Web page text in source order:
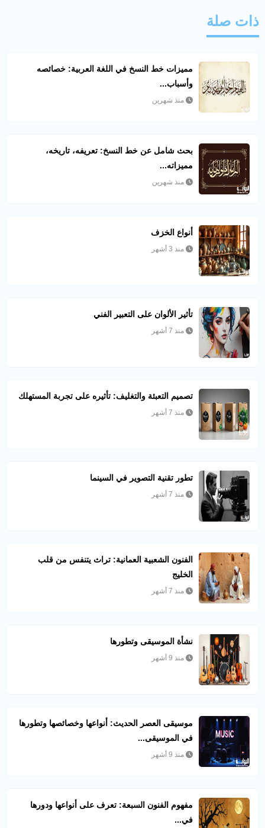
ذات صلة
مميزات خط النسخ في اللغة العربية: خصائصه
وأسباب...
منذ شهرين
بحث شامل عن خط النسخ: تعريفه، تاريخه،
مميزاته...
منذ شهرين
أنواع الخزف
منذ 3 أشهر
تأثير الألوان على التعبير الفني
منذ 7 أشهر
تصميم التعبئة والتغليف: تأثيره على تجربة المستهلك
منذ 7 أشهر
تطور تقنية التصوير في السينما
منذ 7 أشهر
الفنون الشعبية العمانية: تراث يتنفس من قلب
الخليج
منذ 7 أشهر
نشأة الموسيقى وتطورها
منذ 9 أشهر
موسيقى العصر الحديث: أنواعها وخصائصها وتطورها
في الموسيقى...
منذ 9 أشهر
مفهوم الفنون السبعة: تعرف على أنواعها ودورها
في...